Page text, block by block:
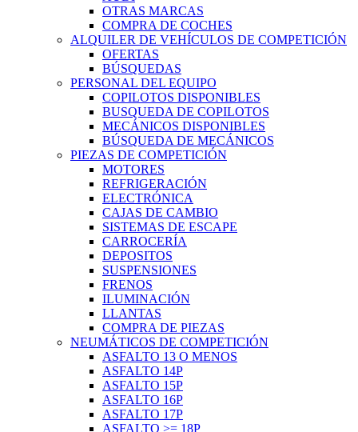
OTRAS MARCAS
COMPRA DE COCHES
ALQUILER DE VEHÍCULOS DE COMPETICIÓN
OFERTAS
BÚSQUEDAS
PERSONAL DEL EQUIPO
COPILOTOS DISPONIBLES
BUSQUEDA DE COPILOTOS
MECÁNICOS DISPONIBLES
BÚSQUEDA DE MECÁNICOS
PIEZAS DE COMPETICIÓN
MOTORES
REFRIGERACIÓN
ELECTRÓNICA
CAJAS DE CAMBIO
SISTEMAS DE ESCAPE
CARROCERÍA
DEPOSITOS
SUSPENSIONES
FRENOS
ILUMINACIÓN
LLANTAS
COMPRA DE PIEZAS
NEUMÁTICOS DE COMPETICIÓN
ASFALTO 13 O MENOS
ASFALTO 14P
ASFALTO 15P
ASFALTO 16P
ASFALTO 17P
ASFALTO >= 18P